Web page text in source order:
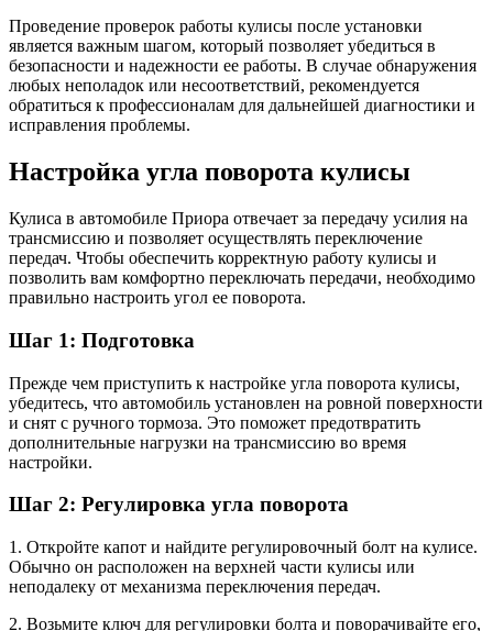
Проведение проверок работы кулисы после установки
является важным шагом, который позволяет убедиться в
безопасности и надежности ее работы. В случае обнаружения
любых неполадок или несоответствий, рекомендуется
обратиться к профессионалам для дальнейшей диагностики и
исправления проблемы.
Настройка угла поворота кулисы
Кулиса в автомобиле Приора отвечает за передачу усилия на
трансмиссию и позволяет осуществлять переключение
передач. Чтобы обеспечить корректную работу кулисы и
позволить вам комфортно переключать передачи, необходимо
правильно настроить угол ее поворота.
Шаг 1: Подготовка
Прежде чем приступить к настройке угла поворота кулисы,
убедитесь, что автомобиль установлен на ровной поверхности
и снят с ручного тормоза. Это поможет предотвратить
дополнительные нагрузки на трансмиссию во время
настройки.
Шаг 2: Регулировка угла поворота
1. Откройте капот и найдите регулировочный болт на кулисе.
Обычно он расположен на верхней части кулисы или
неподалеку от механизма переключения передач.
2. Возьмите ключ для регулировки болта и поворачивайте его,